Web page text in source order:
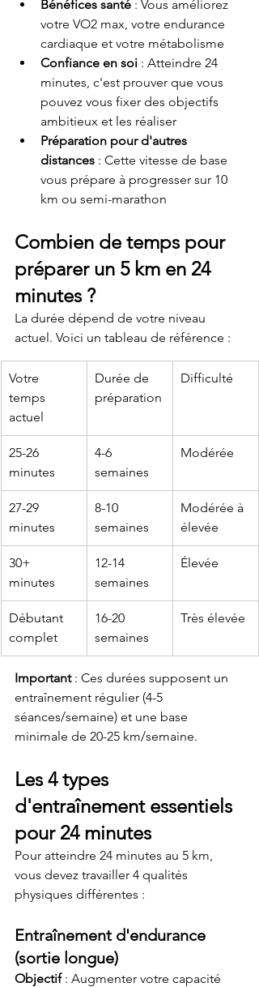
Bénéfices santé : Vous améliorez
votre VO2 max, votre endurance
cardiaque et votre métabolisme
Confiance en soi : Atteindre 24
minutes, c'est prouver que vous
pouvez vous fixer des objectifs
ambitieux et les réaliser
Préparation pour d'autres
distances : Cette vitesse de base
vous prépare à progresser sur 10
km ou semi-marathon
Combien de temps pour
préparer un 5 km en 24
minutes ?
La durée dépend de votre niveau
actuel. Voici un tableau de référence :
Votre
temps
actuel
Durée de
préparation
Difficulté
25-26
minutes
4-6
semaines
Modérée
27-29
minutes
8-10
semaines
Modérée à
élevée
30+
minutes
12-14
semaines
Élevée
Débutant
complet
16-20
semaines
Très élevée
Important : Ces durées supposent un
entraînement régulier (4-5
séances/semaine) et une base
minimale de 20-25 km/semaine.
Les 4 types
d'entraînement essentiels
pour 24 minutes
Pour atteindre 24 minutes au 5 km,
vous devez travailler 4 qualités
physiques différentes :
Entraînement d'endurance
(sortie longue)
Objectif : Augmenter votre capacité